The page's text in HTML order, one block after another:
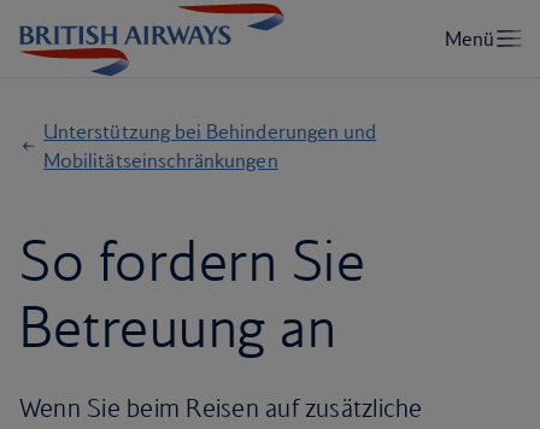
Unterstützung bei Behinderungen und
Mobilitätseinschränkungen
So fordern Sie
Betreuung an
Wenn Sie beim Reisen auf zusätzliche